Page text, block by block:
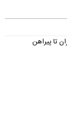
تا پیراهن